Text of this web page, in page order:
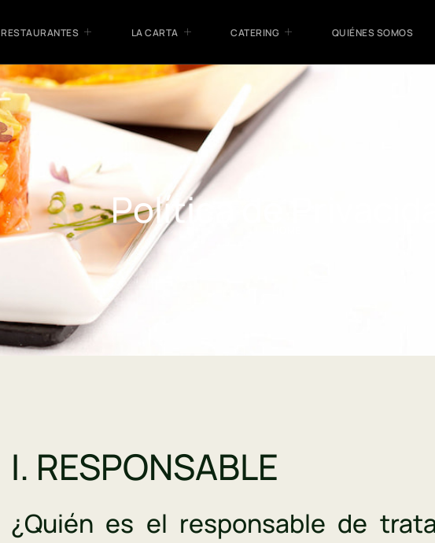
RESTAURANTES LA CARTA CATERING QUIÉNES SOMOS
Política de
I. RESPONSABLE
¿Quién es el responsable de